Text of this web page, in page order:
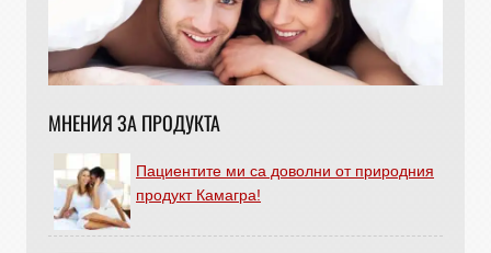
МНЕНИЯ ЗА ПРОДУКТА
Пациентите ми са доволни от природния
продукт Камагра!